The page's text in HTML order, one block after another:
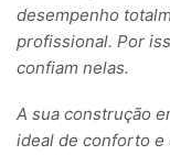
desempenho
profissional. Por
confiam nelas.
A sua construção
ideal de conforto e